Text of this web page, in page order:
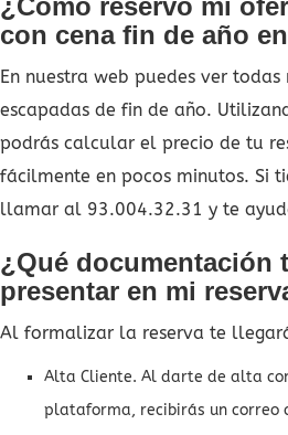
con cena fin de año
En nuestra web puedes ver
escapadas de fin de año.
podrás calcular el precio de tu
fácilmente en pocos minutos. Si
llamar al 93.004.32.31 y te
¿Qué documentación
presentar en mi
Al formalizar la reserva te
Alta Cliente. Al darte de alta
plataforma, recibirás un correo